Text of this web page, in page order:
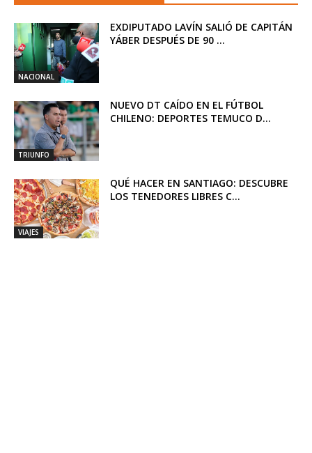
NACIONAL
EXDIPUTADO LAVÍN SALIÓ DE CAPITÁN
YÁBER DESPUÉS DE 90 ...
TRIUNFO
NUEVO DT CAÍDO EN EL FÚTBOL
CHILENO: DEPORTES TEMUCO D...
VIAJES
QUÉ HACER EN SANTIAGO: DESCUBRE
LOS TENEDORES LIBRES C...